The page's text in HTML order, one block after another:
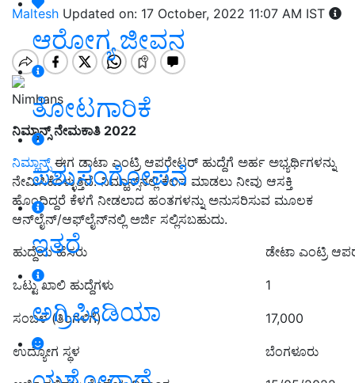
ಆರೋಗ್ಯ ಜೀವನ
ತೋಟಗಾರಿಕೆ
ಪಶುಸಂಗೋಪನೆ
ಇತರೆ
ಅಗ್ರಿಪೀಡಿಯಾ
Maltesh Updated on: 17 October, 2022 11:07 AM IST
Nimhans
ನಿಮ್ಹಾನ್ಸ್ ನೇಮಕಾತಿ 2022
ನಿಮ್ಹಾನ್ಸ್ಈಗ ಡಾಟಾ ಎಂಟ್ರಿ ಆಪರೇಟರ್ ಹುದ್ದೆಗೆ ಅರ್ಹ ಅಭ್ಯರ್ಥಿಗಳನ್ನು
ನೇಮಿಸಿಕೊಳ್ಳುತ್ತಿದೆ. ನಿಮ್ಹಾನ್ಸ್‌ನಲ್ಲಿ ಕೆಲಸ ಮಾಡಲು ನೀವು ಆಸಕ್ತಿ
ಹೊಂದಿದ್ದರೆ ಕೆಳಗೆ ನೀಡಲಾದ ಹಂತಗಳನ್ನು ಅನುಸರಿಸುವ ಮೂಲಕ
ಆನ್‌ಲೈನ್/ಆಫ್‌ಲೈನ್‌ನಲ್ಲಿ ಅರ್ಜಿ ಸಲ್ಲಿಸಬಹುದು.
ಹುದ್ದೆಯ ಹೆಸರು ಡೇಟಾ ಎಂಟ್ರಿ
ಒಟ್ಟು ಖಾಲಿ ಹುದ್ದೆಗಳು 1
ಸಂಬಳ (ತಿಂಗಳಿಗೆ) 17,000
ಉದ್ಯೋಗ ಸ್ಥಳ ಬೆಂಗಳೂರು